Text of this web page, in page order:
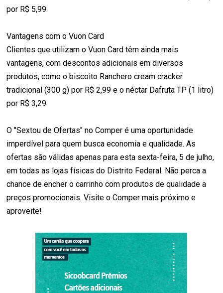
por R$ 5,99.
Vantagens com o Vuon Card
Clientes que utilizam o Vuon Card têm ainda mais
vantagens, com descontos adicionais em diversos
produtos, como o biscoito Ranchero cream cracker
tradicional (300 g) por R$ 2,99 e o néctar Dafruta TP (1 litro)
por R$ 3,29.
O "Sextou de Ofertas" no Comper é uma oportunidade
imperdível para quem busca economia e qualidade. As
ofertas são válidas apenas para esta sexta-feira, 5 de julho,
em todas as lojas físicas do Distrito Federal. Não perca a
chance de encher o carrinho com produtos de qualidade a
preços promocionais. Visite o Comper mais próximo e
aproveite!